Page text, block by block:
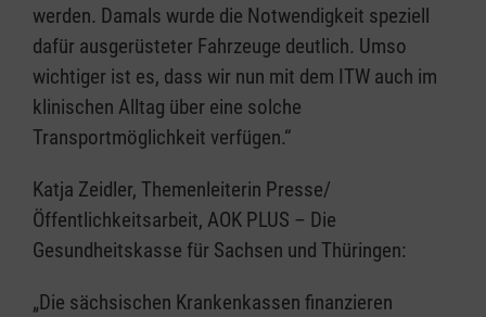
werden. Damals wurde die Notwendigkeit speziell
dafür ausgerüsteter Fahrzeuge deutlich. Umso
wichtiger ist es, dass wir nun mit dem ITW auch im
klinischen Alltag über eine solche
Transportmöglichkeit verfügen.“
Katja Zeidler, Themenleiterin Presse/
Öffentlichkeitsarbeit, AOK PLUS – Die
Gesundheitskasse für Sachsen und Thüringen:
„Die sächsischen Krankenkassen finanzieren